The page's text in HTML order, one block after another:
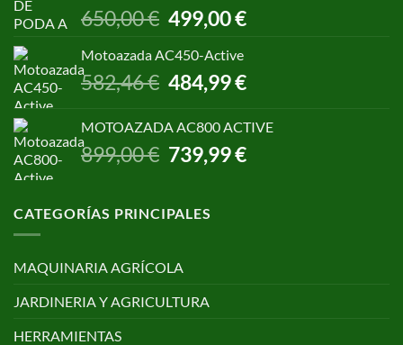
650,00€
El
precio
original
650,00 €.
499,00€El
precio
499,00 €.
Motoazada AC450-Active
582,46€
El
precio
era:
582,46 €.
484,99€El
precio
es:
484,99 €.
MOTOAZADA AC800 ACTIVE
899,00€ El
precio
era:
899,00 €.
739,99€El
precio
CATEGORÍAS PRINCIPALES
MAQUINARIA AGRÍCOLA
JARDINERIA Y AGRICULTURA
HERRAMIENTAS